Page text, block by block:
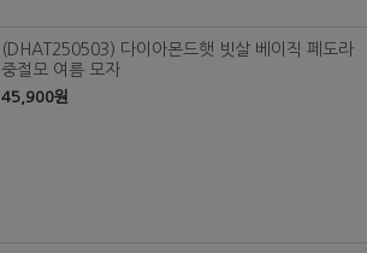
(DHAT250503) 다이아몬드햇 빗살 베이직 페도라
중절모 여름 모자
45,900원